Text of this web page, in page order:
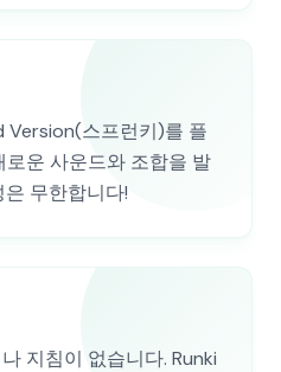
Version(스프런키)를 플
로운 사운드와 조합을 발
무한합니다!
지침이 없습니다. Runki